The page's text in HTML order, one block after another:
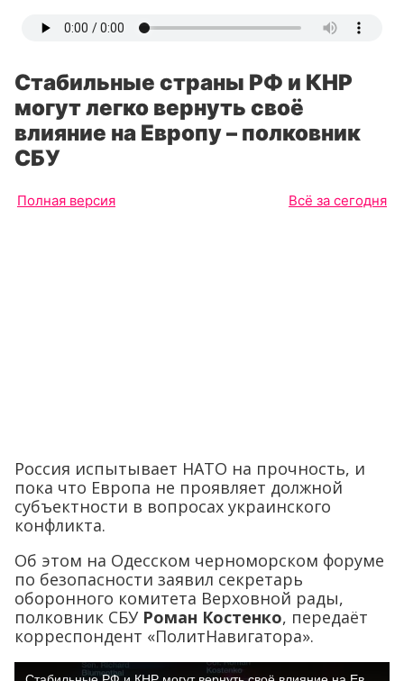
Стабильные страны РФ и КНР
могут легко вернуть своё
влияние на Европу – полковник
СБУ
Полная версия Всё за сегодня
Россия испытывает НАТО на прочность, и
пока что Европа не проявляет должной
субъектности в вопросах украинского
конфликта.
Об этом на Одесском черноморском форуме
по безопасности заявил секретарь
оборонного комитета Верховной рады,
полковник СБУ Роман Костенко, передаёт
корреспондент «ПолитНавигатора».